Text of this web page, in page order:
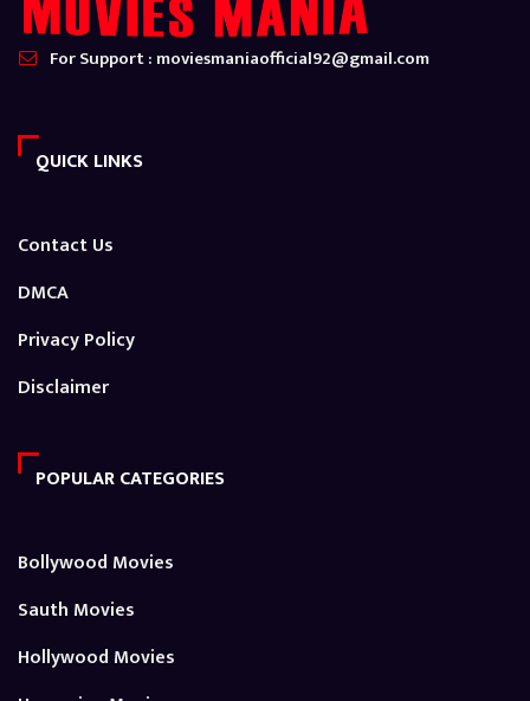
For Support : moviesmaniaofficial92@gmail.com
QUICK LINKS
Contact Us
DMCA
Privacy Policy
Disclaimer
POPULAR CATEGORIES
Bollywood Movies
Sauth Movies
Hollywood Movies